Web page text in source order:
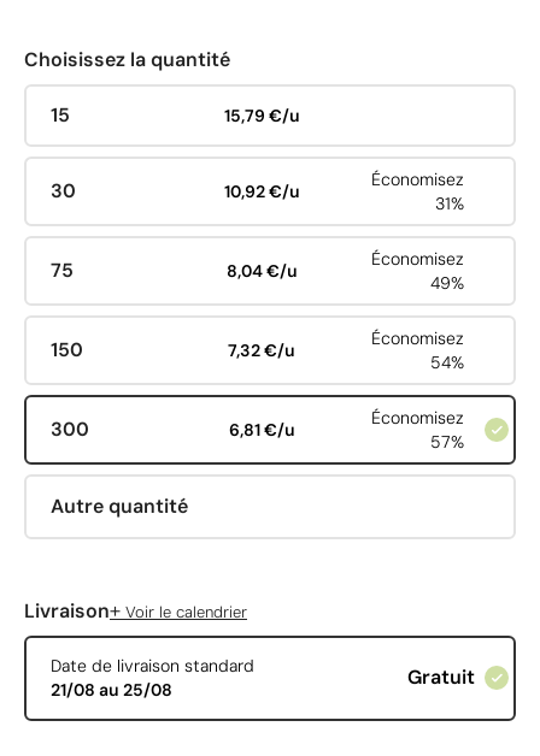
Choisissez la quantité
15 15,79 €/u
30 10,92 €/u
Économisez
31%
75 8,04 €/u
Économisez
49%
150 7,32 €/u
Économisez
54%
300 6,81 €/u
Économisez
57%
Autre quantité
Livraison+ Voir le calendrier
Date de livraison standard
21/08 au 25/08
Gratuit